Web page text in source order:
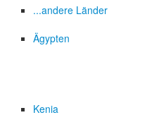
...andere Länder
Ägypten
Kenia